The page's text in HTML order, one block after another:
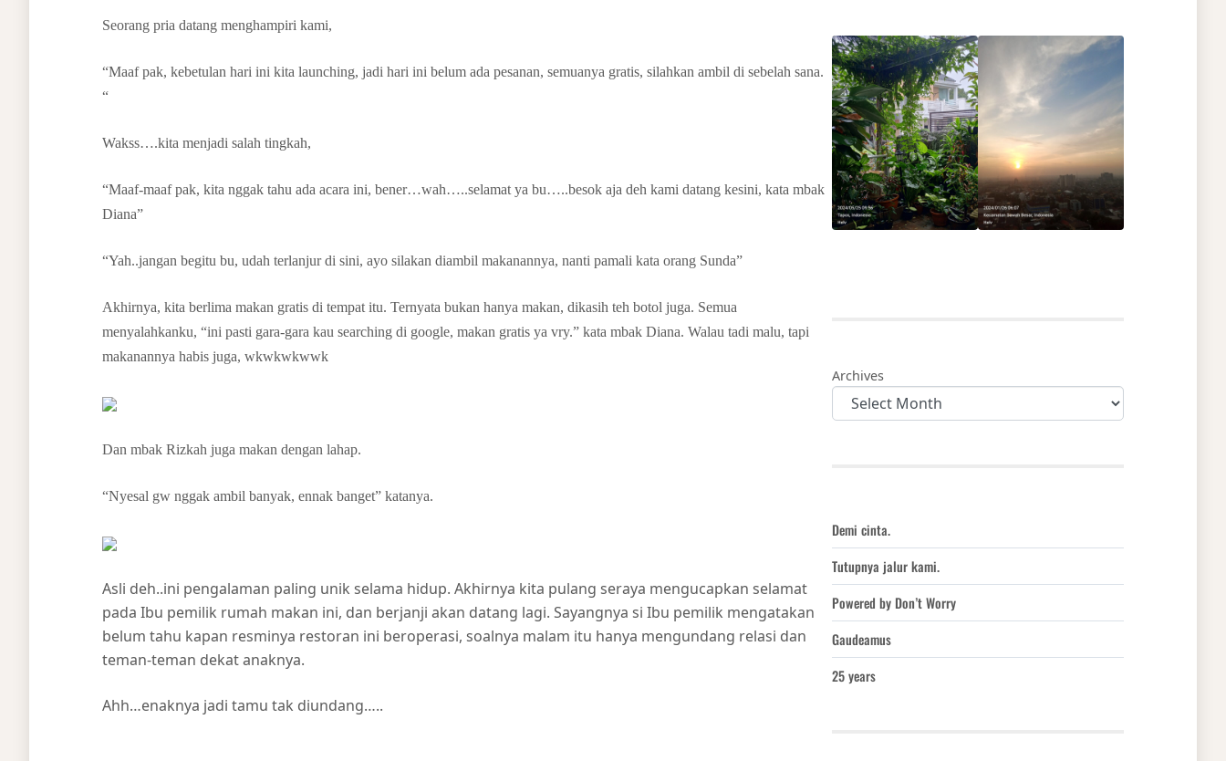
Seorang pria datang menghampiri kami,
“Maaf pak, kebetulan hari ini kita launching, jadi hari ini belum ada pesanan, semuanya gratis, silahkan ambil di sebelah sana.
“
Wakss….kita menjadi salah tingkah,
“Maaf-maaf pak, kita nggak tahu ada acara ini, bener…wah…..selamat ya bu…..besok aja deh kami datang kesini, kata mbak
Diana”
“Yah..jangan begitu bu, udah terlanjur di sini, ayo silakan diambil makanannya, nanti pamali kata orang Sunda”
Akhirnya, kita berlima makan gratis di tempat itu. Ternyata bukan hanya makan, dikasih teh botol juga. Semua
menyalahkanku, “ini pasti gara-gara kau searching di google, makan gratis ya vry.” kata mbak Diana. Walau tadi malu, tapi
makanannya habis juga, wkwkwkwwk
Dan mbak Rizkah juga makan dengan lahap.
“Nyesal gw nggak ambil banyak, ennak banget” katanya.
Asli deh..ini pengalaman paling unik selama hidup. Akhirnya kita pulang seraya mengucapkan selamat
pada Ibu pemilik rumah makan ini, dan berjanji akan datang lagi. Sayangnya si Ibu pemilik mengatakan
belum tahu kapan resminya restoran ini beroperasi, soalnya malam itu hanya mengundang relasi dan
teman-teman dekat anaknya.
Ahh…enaknya jadi tamu tak diundang…..
Archives
Demi cinta.
Tutupnya jalur kami.
Powered by Don’t Worry
Gaudeamus
25 years